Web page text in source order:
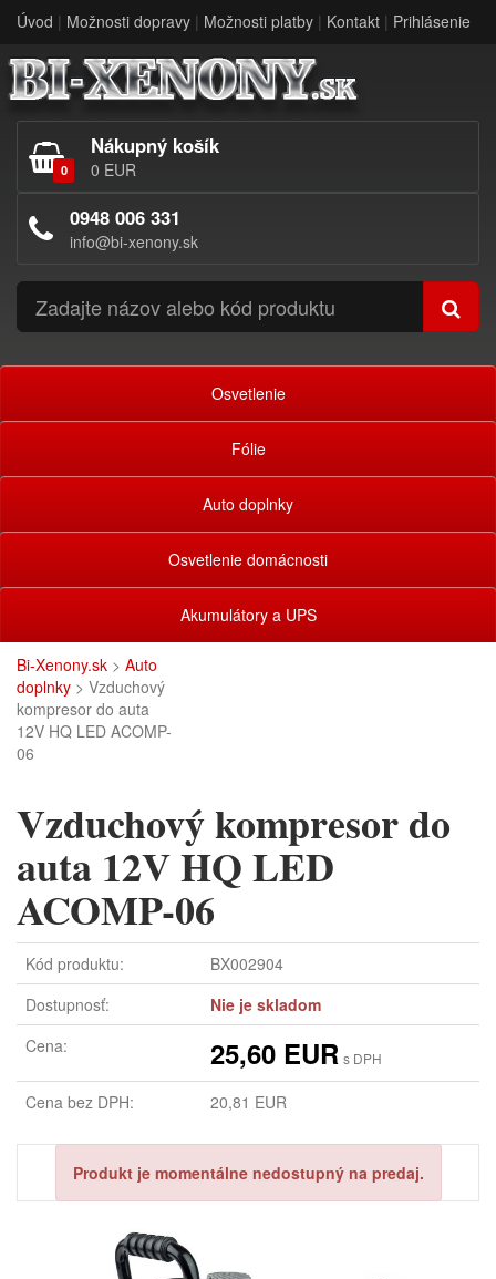
Úvod | Možnosti dopravy | Možnosti platby | Kontakt | Prihlásenie
0
Nákupný košík
0 EUR
0948 006 331
info@bi-xenony.sk
Osvetlenie
Fólie
Auto doplnky
Osvetlenie domácnosti
Akumulátory a UPS
Bi-Xenony.sk > Auto
doplnky > Vzduchový
kompresor do auta
12V HQ LED ACOMP-
06
Vzduchový kompresor do
auta 12V HQ LED
ACOMP-06
Kód produktu:
BX002904
Dostupnosť:
Nie je skladom
Cena:
25,60 EUR s DPH
Cena bez DPH: 20,81 EUR
Produkt je momentálne nedostupný na predaj.